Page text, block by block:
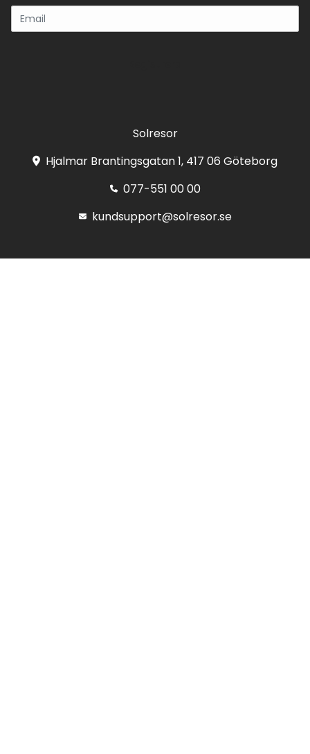
Solresor
Hjalmar Brantingsgatan 1, 417 06 Göteborg
077-551 00 00
kundsupport@solresor.se